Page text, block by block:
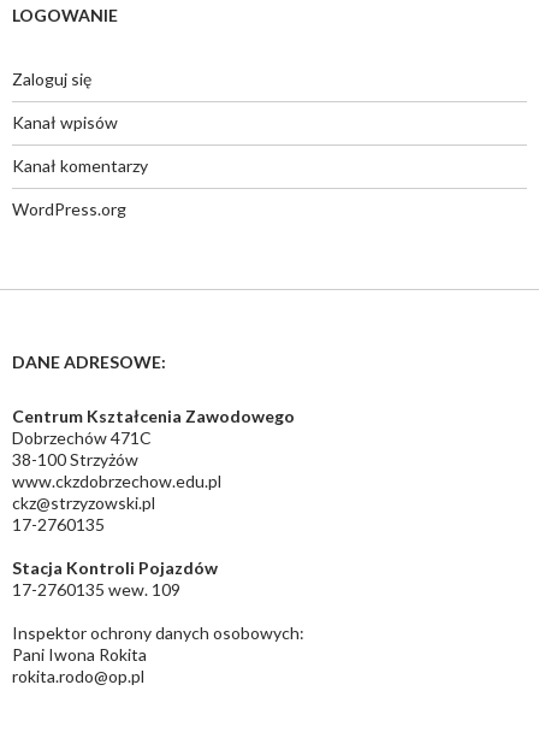
LOGOWANIE
Zaloguj się
Kanał wpisów
Kanał komentarzy
WordPress.org
DANE ADRESOWE:
Centrum Kształcenia Zawodowego
Dobrzechów 471C
38-100 Strzyżów
www.ckzdobrzechow.edu.pl
ckz@strzyzowski.pl
17-2760135
Stacja Kontroli Pojazdów
17-2760135 wew. 109
Inspektor ochrony danych osobowych:
Pani Iwona Rokita
rokita.rodo@op.pl